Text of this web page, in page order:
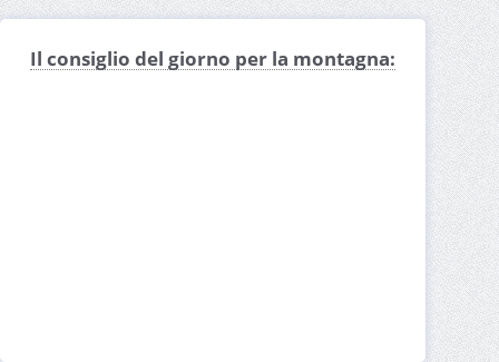
Il consiglio del giorno per la montagna: